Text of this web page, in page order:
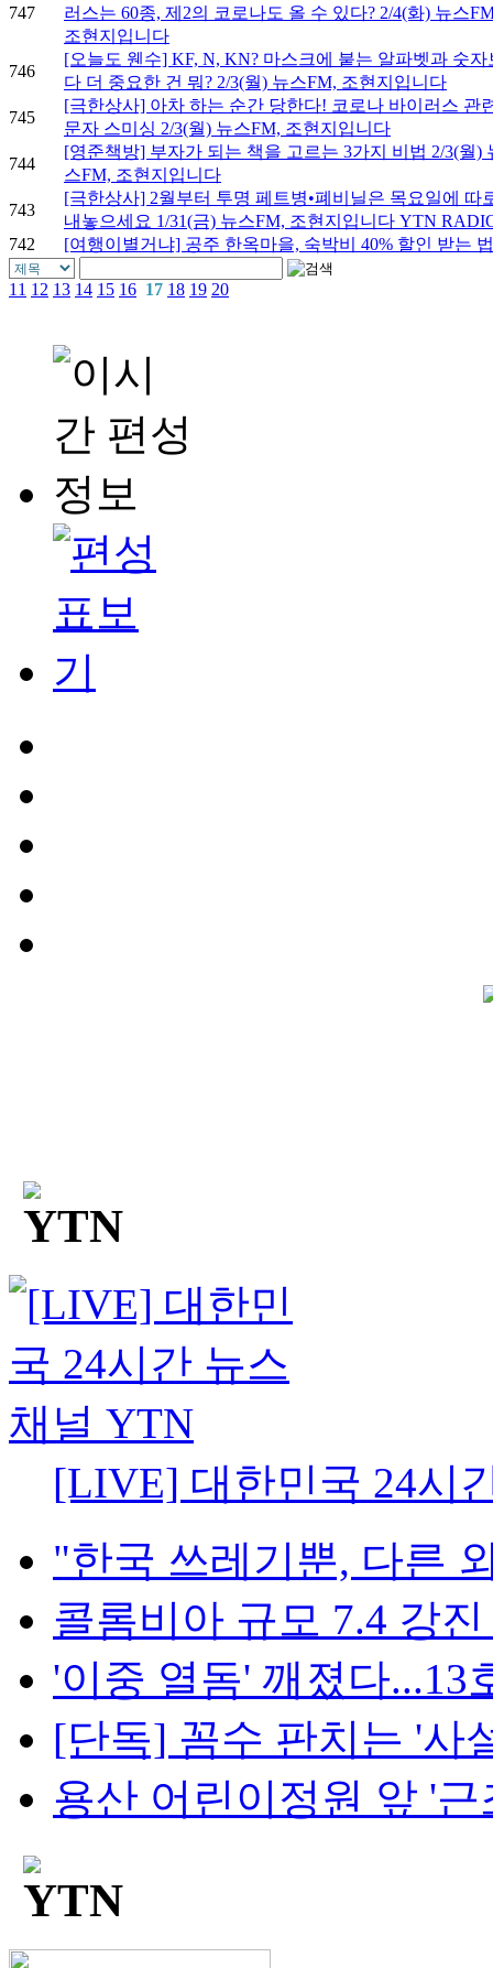
747
러스는 60종, 제2의 코로나도 올 수 있다? 2/4(화) 뉴스
조현지입니다
746
[오늘도 웬수] KF, N, KN? 마스크에 붙는 알파벳과 숫자
다 더 중요한 건 뭐? 2/3(월) 뉴스FM, 조현지입니다
745
[극한상사] 아차 하는 순간 당한다! 코로나 바이러스 관
문자 스미싱 2/3(월) 뉴스FM, 조현지입니다
744
[영준책방] 부자가 되는 책을 고르는 3가지 비법 2/3(월)
스FM, 조현지입니다
743
[극한상사] 2월부터 투명 페트병•폐비닐은 목요일에 따
내놓으세요 1/31(금) 뉴스FM, 조현지입니다 YTN
742
[여행이별거냐] 공주 한옥마을, 숙박비 40% 할인 받는
11 12 13 14 15 16 17 18 19 20
[LIVE] 대한민국 24시
"한국 쓰레기뿐, 다른
콜롬비아 규모 7.4 강
'이중 열돔' 깨졌다...13
[단독] 꼼수 판치는 '사
용산 어린이정원 앞 '근